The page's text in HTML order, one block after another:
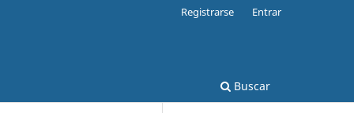
Buscar
Registrarse Entrar